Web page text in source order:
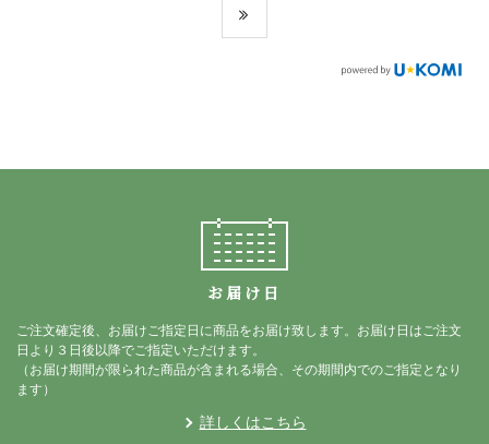
お届け日
ご注文確定後、お届けご指定日に商品をお届け致します。お届け日はご注文
日より３日後以降でご指定いただけます。
（お届け期間が限られた商品が含まれる場合、その期間内でのご指定となり
ます）
詳しくはこちら